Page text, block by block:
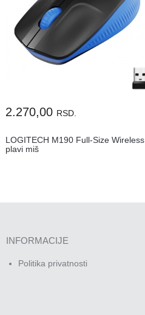
2.270,00 RSD.
LOGITECH M190 Full-Size Wireless
plavi miš
INFORMACIJE
Politika privatnosti